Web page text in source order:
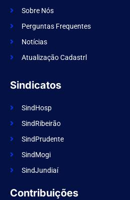
e
o
k
m
Sobre Nós
Perguntas Frequentes
Notícias
Atualização Cadastrl
Sindicatos
SindHosp
SindRibeirão
SindPrudente
SindMogi
SindJundiaí
Contribuições